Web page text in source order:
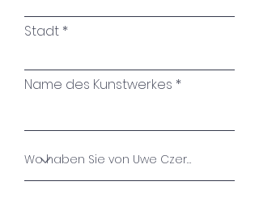
Stadt
Name des Kunstwerkes